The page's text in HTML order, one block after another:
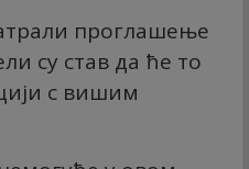
проглашење
су став да ће то
с вишим